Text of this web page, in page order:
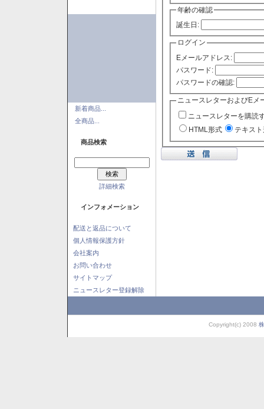
新着商品...
全商品...
商品検索
詳細検索
インフォメーション
配送と返品について
個人情報保護方針
会社案内
お問い合わせ
サイトマップ
ニュースレター登録解除
年齢の確認
誕生日:
ログイン
Eメールアドレス:
パスワード:
パスワードの確認:
ニュースレターおよびEメ
ニュースレターを購読
HTML形式
テキス
Copyright(c) 2008